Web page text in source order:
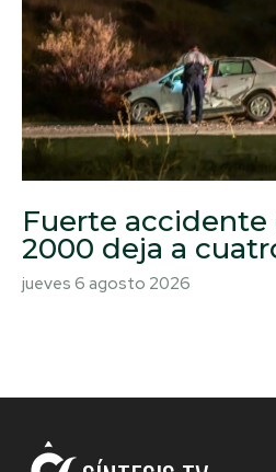
Fuerte accidente
2000 deja a
jueves 6 agosto 2026